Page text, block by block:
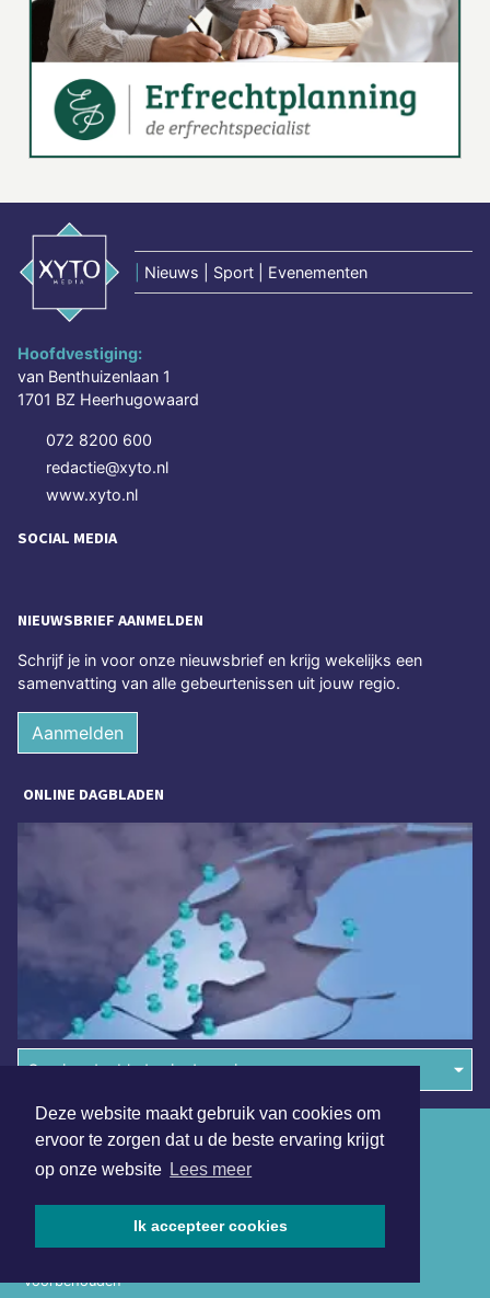
Deze website maakt gebruik van cookies om
ervoor te zorgen dat u de beste ervaring krijgt
op onze website Lees meer
Ik accepteer cookies
Nieuws | Sport | Evenementen
Hoofdvestiging:
van Benthuizenlaan 1
1701 BZ Heerhugowaard
072 8200 600
redactie@xyto.nl
www.xyto.nl
SOCIAL MEDIA
NIEUWSBRIEF AANMELDEN
Schrijf je in voor onze nieuwsbrief en krijg wekelijks een
samenvatting van alle gebeurtenissen uit jouw regio.
Aanmelden
ONLINE DAGBLADEN
Overige dagbladen in de regio
voorbehouden
Algemene voorwaarden
Disclaimer